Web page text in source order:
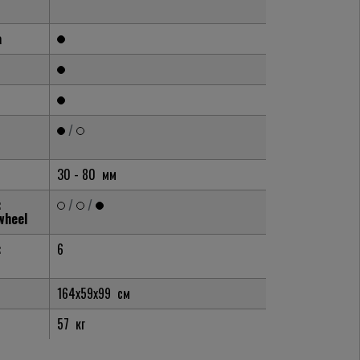
/
30 - 80 мм
/ /
6
164x59x99 см
57 кг